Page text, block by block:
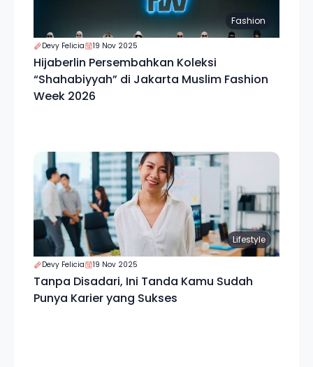
Fashion
Devy Felicia 19 Nov 2025
Hijaberlin Persembahkan Koleksi
“Shahabiyyah” di Jakarta Muslim Fashion
Week 2026
Lifestyle
Devy Felicia 19 Nov 2025
Tanpa Disadari, Ini Tanda Kamu Sudah
Punya Karier yang Sukses